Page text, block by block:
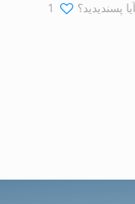
آیا پسندیدید؟ 1